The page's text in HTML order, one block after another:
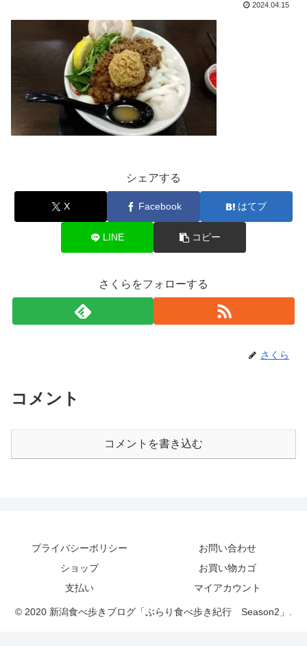
2024.04.15
シェアする
X Facebook はてブ
LINE コピー
さくらをフォローする
さくら
コメント
コメントを書き込む
プライバシーポリシー
お問い合わせ
ショップ
お買い物カゴ
支払い
マイアカウント
© 2020 新潟食べ歩きブログ「ぶらり食べ歩き紀行 Season2」.